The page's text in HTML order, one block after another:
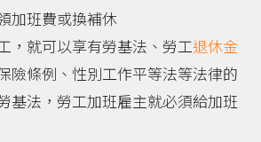
加班費或換補休
，就可以享有勞基法、勞工退休金
險條例、性別工作平等法等法律的
基法，勞工加班雇主就必須給加班